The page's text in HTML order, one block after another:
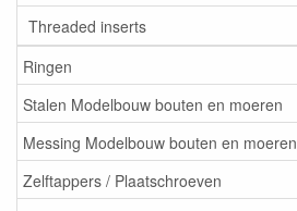
Threaded inserts
Ringen
Stalen Modelbouw bouten en moeren
Messing Modelbouw bouten en moeren
Zelftappers / Plaatschroeven